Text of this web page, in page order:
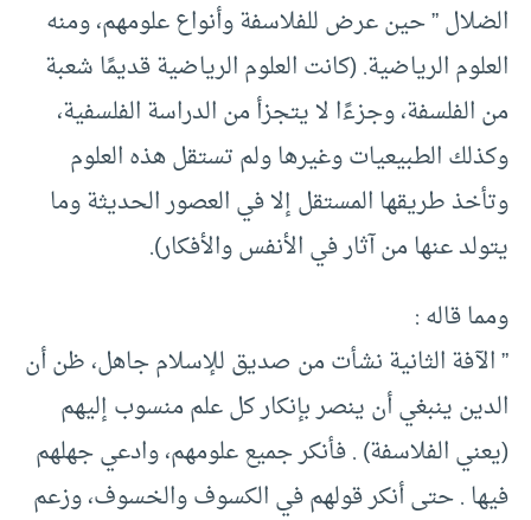
الضلال ” حين عرض للفلاسفة وأنواع علومهم، ومنه
العلوم الرياضية. (كانت العلوم الرياضية قديمًا شعبة
من الفلسفة، وجزءًا لا يتجزأ من الدراسة الفلسفية،
وكذلك الطبيعيات وغيرها ولم تستقل هذه العلوم
وتأخذ طريقها المستقل إلا في العصور الحديثة وما
يتولد عنها من آثار في الأنفس والأفكار).
ومما قاله :
” الآفة الثانية نشأت من صديق للإسلام جاهل، ظن أن
الدين ينبغي أن ينصر بإنكار كل علم منسوب إليهم
(يعني الفلاسفة) . فأنكر جميع علومهم، وادعي جهلهم
فيها . حتى أنكر قولهم في الكسوف والخسوف، وزعم